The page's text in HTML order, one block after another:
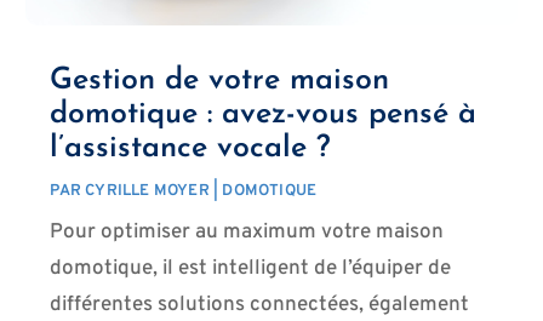
Gestion de votre maison
domotique : avez-vous pensé à
l’assistance vocale ?
PARCYRILLE MOYER DOMOTIQUE
Pour optimiser au maximum votre maison
domotique, il est intelligent de l’équiper de
différentes solutions connectées, également